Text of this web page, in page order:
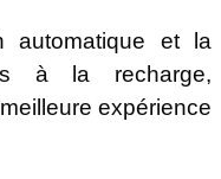
automatique et la
à la recharge,
expérience